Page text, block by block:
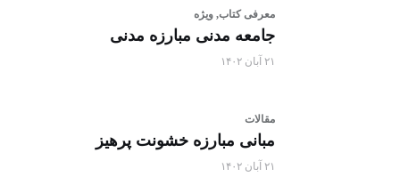
معرفی کتاب, ویژه
جامعه مدنی مبارزه مدنی
۲۱ آبان ۱۴۰۲
مقالات
مبانی مبارزه خشونت پرهیز
۲۱ آبان ۱۴۰۲